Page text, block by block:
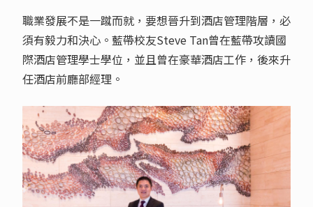
職業發展不是一蹴而就，要想晉升到酒店管理階層，必
須有毅力和決心。藍帶校友Steve Tan曾在藍帶攻讀國
際酒店管理學士學位，並且曾在豪華酒店工作，後來升
任酒店前廳部經理。